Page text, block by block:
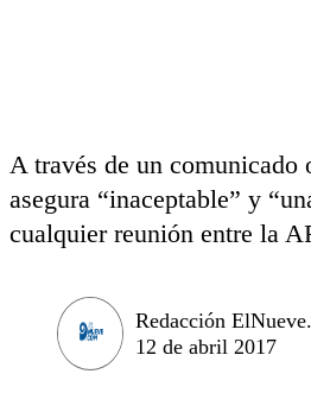
A través de un
asegura “inaceptable” y
cualquier reunión entre la
Redacción
12 de abril 2017